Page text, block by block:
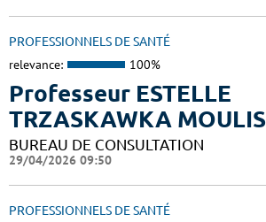
PROFESSIONNELS DE SANTÉ
relevance: 100%
Professeur ESTELLE
TRZASKAWKA MOULIS
BUREAU DE CONSULTATION
29/04/2026 09:50
PROFESSIONNELS DE SANTÉ